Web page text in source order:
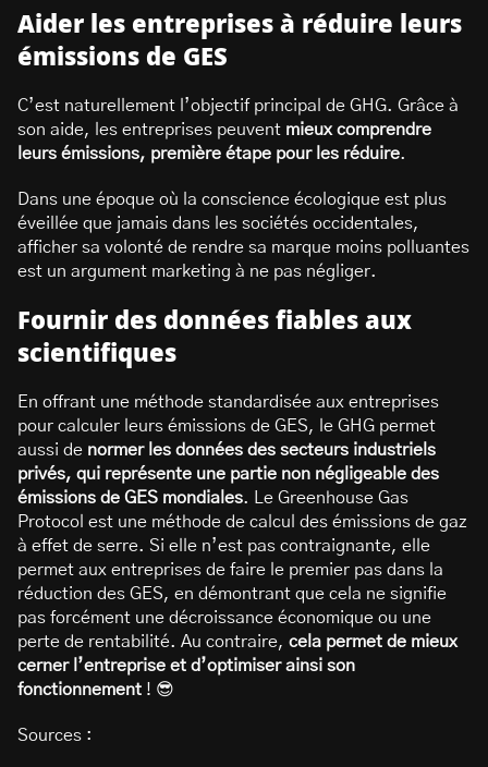
Aider les entreprises à réduire leurs
émissions de GES
C’est naturellement l’objectif principal de GHG. Grâce à
son aide, les entreprises peuvent mieux comprendre
leurs émissions, première étape pour les réduire.
Dans une époque où la conscience écologique est plus
éveillée que jamais dans les sociétés occidentales,
afficher sa volonté de rendre sa marque moins polluantes
est un argument marketing à ne pas négliger.
Fournir des données fiables aux
scientifiques
En offrant une méthode standardisée aux entreprises
pour calculer leurs émissions de GES, le GHG permet
aussi de normer les données des secteurs industriels
privés, qui représente une partie non négligeable des
émissions de GES mondiales. Le Greenhouse Gas
Protocol est une méthode de calcul des émissions de gaz
à effet de serre. Si elle n’est pas contraignante, elle
permet aux entreprises de faire le premier pas dans la
réduction des GES, en démontrant que cela ne signifie
pas forcément une décroissance économique ou une
perte de rentabilité. Au contraire, cela permet de mieux
cerner l’entreprise et d’optimiser ainsi son
fonctionnement ! 😎
Sources :